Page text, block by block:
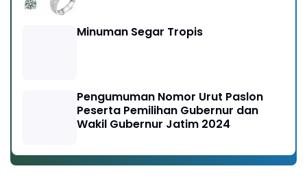
Minuman Segar Tropis
Pengumuman Nomor Urut Paslon
Peserta Pemilihan Gubernur dan
Wakil Gubernur Jatim 2024